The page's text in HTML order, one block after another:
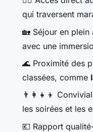
qui traversent
🏡 Séjour en plein
avec une
🌊 Proximité des
classées, comme
👨‍👩‍👧‍👦
les soirées et les
💶 Rapport